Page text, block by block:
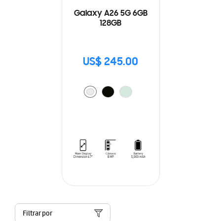
Galaxy A26 5G 6GB
128GB
US$ 245.00
Filtrar por